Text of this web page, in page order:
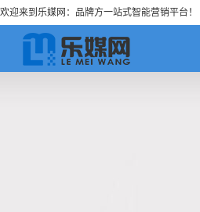
欢迎来到乐媒网：品牌方一站式智能营销平台！